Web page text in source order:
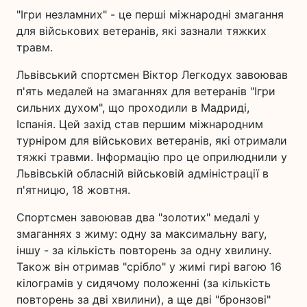
"Ігри незламних" - це перші міжнародні змагання
для військових ветеранів, які зазнали тяжких
травм.
Львівський спортсмен Віктор Легкодух завоював
п'ять медалей на змаганнях для ветеранів "Ігри
сильних духом", що проходили в Мадриді,
Іспанія. Цей захід став першим міжнародним
турніром для військових ветеранів, які отримали
тяжкі травми. Інформацію про це оприлюднили у
Львівській обласній військовій адміністрації в
п'ятницю, 18 жовтня.
Спортсмен завоював два "золотих" медалі у
змаганнях з жиму: одну за максимальну вагу,
іншу - за кількість повторень за одну хвилину.
Також він отримав "срібло" у жимі гирі вагою 16
кілограмів у сидячому положенні (за кількість
повторень за дві хвилини), а ще дві "бронзові"